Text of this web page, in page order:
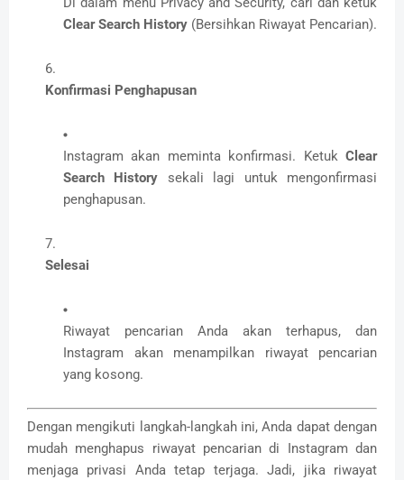
Clear Search History (Bersihkan Riwayat Pencarian).
Konfirmasi Penghapusan
Instagram akan meminta konfirmasi. Ketuk Clear
Search History sekali lagi untuk mengonfirmasi
penghapusan.
Selesai
Riwayat pencarian Anda akan terhapus, dan
Instagram akan menampilkan riwayat pencarian
yang kosong.
Dengan mengikuti langkah-langkah ini, Anda dapat dengan
mudah menghapus riwayat pencarian di Instagram dan
menjaga privasi Anda tetap terjaga. Jadi, jika riwayat